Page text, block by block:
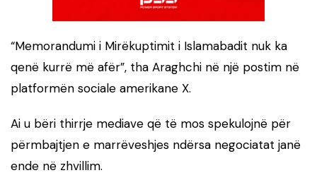
“Memorandumi i Mirëkuptimit i Islamabadit nuk ka
qenë kurrë më afër”, tha Araghchi në një postim në
platformën sociale amerikane X.
Ai u bëri thirrje mediave që të mos spekulojnë për
përmbajtjen e marrëveshjes ndërsa negociatat janë
ende në zhvillim.